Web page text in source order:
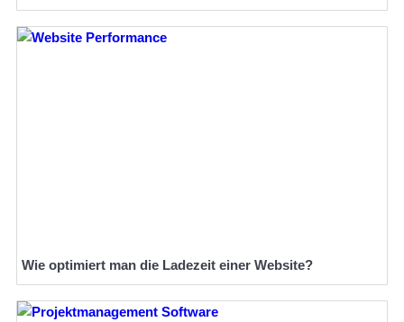
Wie optimiert man die Ladezeit einer Website?